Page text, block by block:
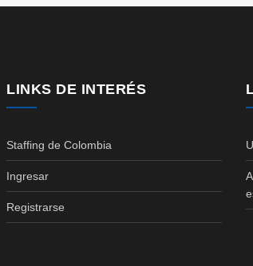
LINKS DE INTERÉS
Staffing de Colombia
Ingresar
Registrarse